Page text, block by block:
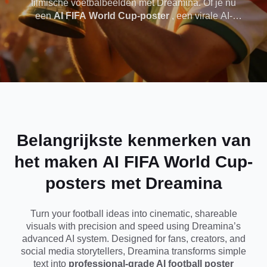
Kopieer en plak
virale
voetbalvragen
filmische voetbalbeelden met Dreamina. Of je nu
eenAI FIFA World Cup-poster, een virale AI-
voetbalposter wilt genereren of realistische World
Cup AI-afbeeldingen wilt ontwerpen, onze
promptgebaseerde generator helpt je sportposters
van studiokwaliteit te produceren zonder enige
ontwerpvaardigheden.
Belangrijkste kenmerken van
het maken AI FIFA World Cup-
posters met Dreamina
Turn your football ideas into cinematic, shareable
visuals with precision and speed using Dreamina’s
advanced AI system. Designed for fans, creators, and
social media storytellers, Dreamina transforms simple
text into professional-grade AI football poster